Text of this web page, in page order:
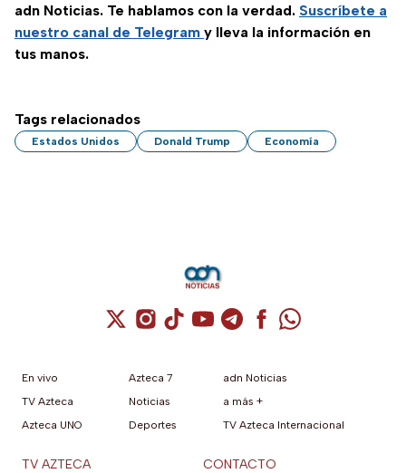
adn Noticias. Te hablamos con la verdad. Suscríbete a
nuestro canal de Telegram y lleva la información en
tus manos.
Tags relacionados
Estados Unidos Donald Trump Economía
Cuenta de X / Twitter (se abre en una
Cuenta de Instagram (se abre en una
Cuenta de TikTok (se abre en
Cuenta de YouTube (se abre
Cuenta de Telegram (se
Cuenta de
Cuenta de
En vivo
TV Azteca
Azteca UNO
Azteca 7
Noticias
Deportes
adn Noticias
a más +
TV Azteca Internacional
TV AZTECA CONTACTO